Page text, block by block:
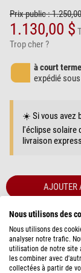
Prix public :
1.130,00 $
Trop cher ?
à court terme
expédié sous
☀️ Si vous avez
l'éclipse solaire
livraison
AJOUTER
DESCRIPTION
Nous utilisons des
Nous utilisons des
analyser notre trafic.
utilisation de notre site
les combiner avec
collectées à partir de